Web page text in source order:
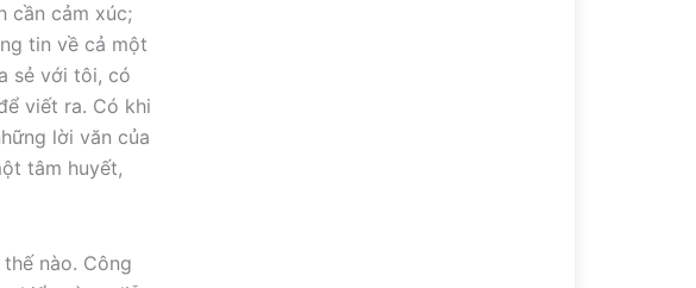
cần cảm xúc;
tin về cả một
sẻ với tôi, có
viết ra. Có khi
lời văn của
tâm huyết,
nào. Công